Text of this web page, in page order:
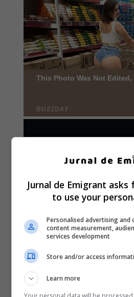
Jurnal de Emigrant
to use your
Personalised advertising
content measurement,
services development
Store and/or access
Learn more